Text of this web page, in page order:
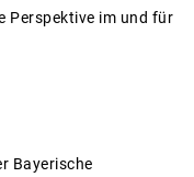
Perspektive im und für
Bayerische